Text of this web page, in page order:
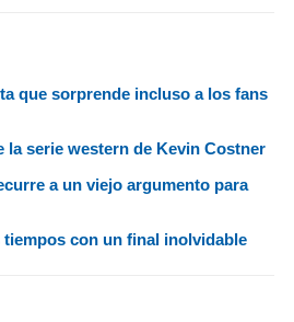
que sorprende incluso a los fans
serie western de Kevin Costner
a un viejo argumento para
con un final inolvidable